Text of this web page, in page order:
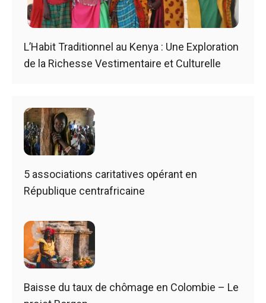
L’Habit Traditionnel au Kenya : Une Exploration
de la Richesse Vestimentaire et Culturelle
5 associations caritatives opérant en
République centrafricaine
Baisse du taux de chômage en Colombie – Le